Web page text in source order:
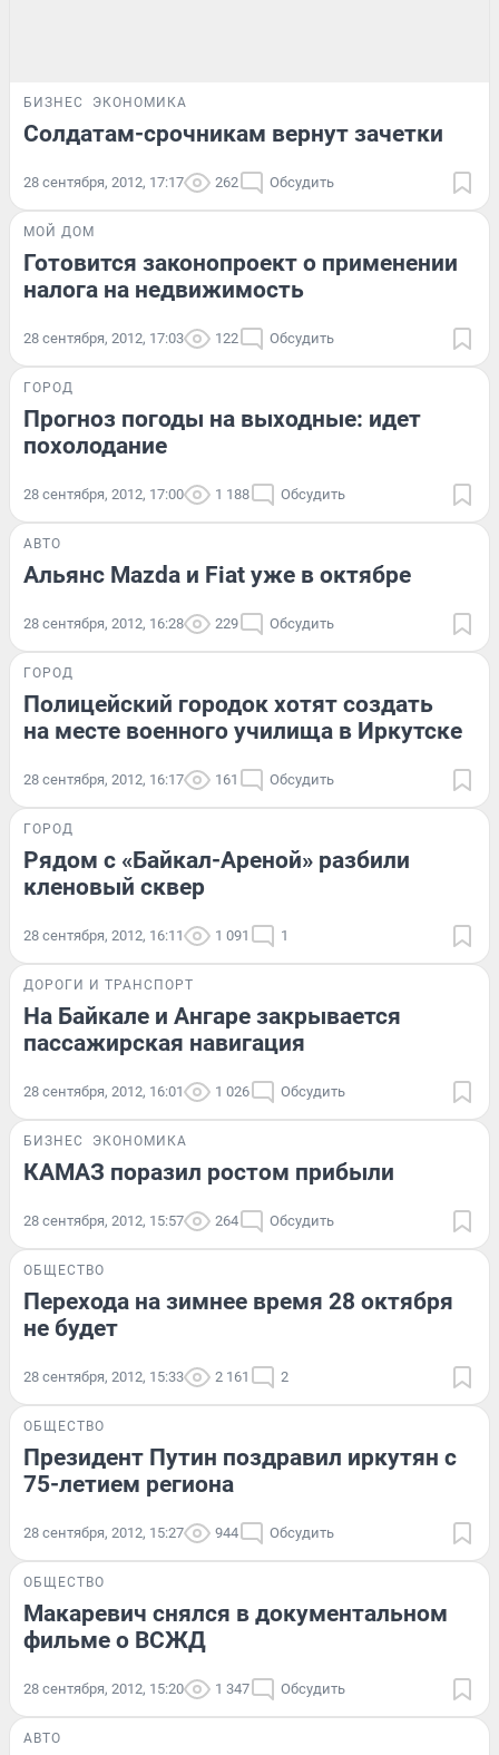
БИЗНЕС ЭКОНОМИКА
Солдатам-срочникам вернут зачетки
28 сентября, 2012, 17:17 262 Обсудить
МОЙ ДОМ
Готовится законопроект о применении
налога на недвижимость
28 сентября, 2012, 17:03 122 Обсудить
ГОРОД
Прогноз погоды на выходные: идет
похолодание
28 сентября, 2012, 17:00 1 188 Обсудить
АВТО
Альянс Mazda и Fiat уже в октябре
28 сентября, 2012, 16:28 229 Обсудить
ГОРОД
Полицейский городок хотят создать
на месте военного училища в Иркутске
28 сентября, 2012, 16:17 161 Обсудить
ГОРОД
Рядом с «Байкал-Ареной» разбили
кленовый сквер
28 сентября, 2012, 16:11 1 091 1
ДОРОГИ И ТРАНСПОРТ
На Байкале и Ангаре закрывается
пассажирская навигация
28 сентября, 2012, 16:01 1 026 Обсудить
БИЗНЕС ЭКОНОМИКА
КАМАЗ поразил ростом прибыли
28 сентября, 2012, 15:57 264 Обсудить
ОБЩЕСТВО
Перехода на зимнее время 28 октября
не будет
28 сентября, 2012, 15:33 2 161 2
ОБЩЕСТВО
Президент Путин поздравил иркутян с
75-летием региона
28 сентября, 2012, 15:27 944 Обсудить
ОБЩЕСТВО
Макаревич снялся в документальном
фильме о ВСЖД
28 сентября, 2012, 15:20 1 347 Обсудить
АВТО